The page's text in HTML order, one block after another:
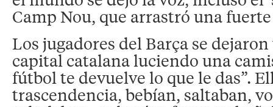
Camp Nou, que arrastró una
Los jugadores del Barça se
capital catalana luciendo una
fútbol te devuelve lo que le das”.
trascendencia, bebían, saltaban,